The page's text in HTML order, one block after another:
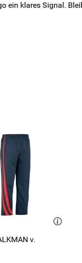
ein klares Signal.